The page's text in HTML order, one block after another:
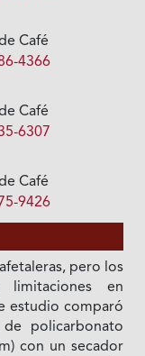
Café
4366
Café
6307
Café
9426
pero los
limitaciones en
estudio comparó
de policarbonato
con un secador